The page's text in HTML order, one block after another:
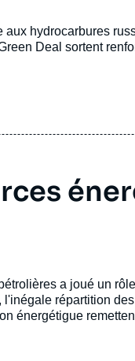
hydrocarbures
Deal sortent
a joué un rôle
l'inégale répartition des
énergétigue